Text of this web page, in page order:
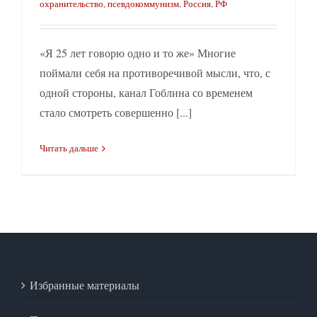
охранительство,псевдокоммунизм,Россия,РФ
«Я 25 лет говорю одно и то же» Многие
поймали себя на противоречивой мысли, что, с
одной стороны, канал Гоблина со временем
стало смотреть совершенно [...]
Читать дальше
Избранные материалы